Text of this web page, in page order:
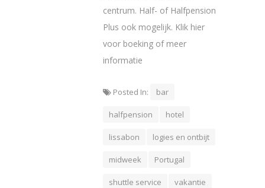
centrum. Half- of Halfpension
Plus ook mogelijk. Klik hier
voor boeking of meer
informatie
Posted In: bar
halfpension hotel
lissabon logies en ontbijt
midweek Portugal
shuttle service vakantie